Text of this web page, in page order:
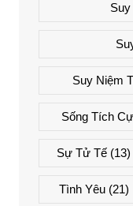
Suy Niệm
Sống Tích
Sự Tử Tế (13)
Tình Yêu (21)